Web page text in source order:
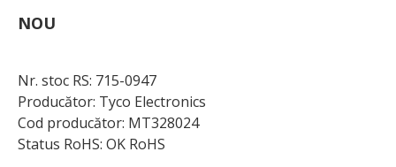
NOU
Nr. stoc RS: 715-0947
Producător: Tyco Electronics
Cod producător: MT328024
Status RoHS: OK RoHS